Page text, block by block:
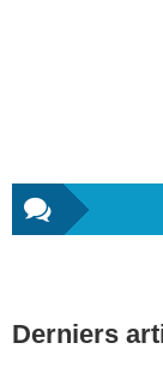
latérale
Derniers